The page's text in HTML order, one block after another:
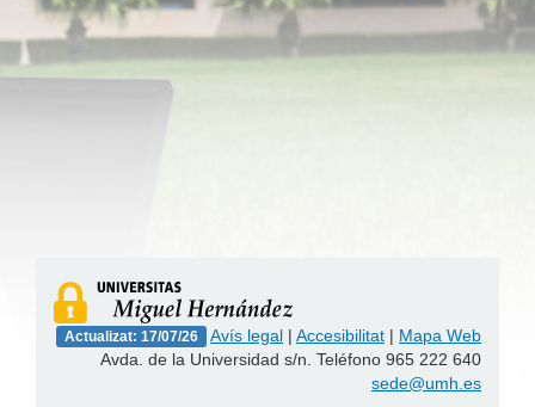
Actualizat: 17/07/26 Avís legal | Accesibilitat | Mapa Web
Avda. de la Universidad s/n. Teléfono 965 222 640
sede@umh.es